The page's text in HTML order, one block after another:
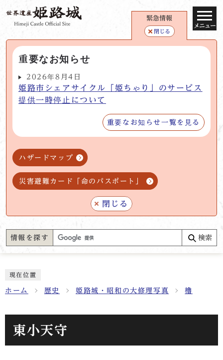
緊急情報
閉じる
重要なお知らせ
2026年8月4日
姫路市シェアサイクル「姫ちゃり」のサービス
提供一時停止について
重要なお知らせ一覧を見る
ハザードマップ
災害避難カード「命のパスポート」
閉じる
情報を探す 検索
メニュー
現在位置
ホーム 歴史 姫路城・昭和の大修理写真 櫓
東小天守